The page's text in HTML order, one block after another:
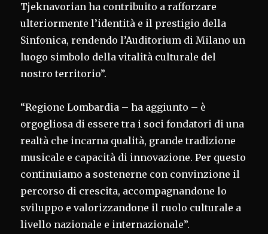
Tjeknavorian ha contribuito a rafforzare
ulteriormente l’identità e il prestigio della
Sinfonica, rendendo l’Auditorium di Milano un
luogo simbolo della vitalità culturale del
nostro territorio”.
“Regione Lombardia – ha aggiunto – è
orgogliosa di essere tra i soci fondatori di una
realtà che incarna qualità, grande tradizione
musicale e capacità di innovazione. Per questo
continuiamo a sostenerne con convinzione il
percorso di crescita, accompagnandone lo
sviluppo e valorizzandone il ruolo culturale a
livello nazionale e internazionale”.